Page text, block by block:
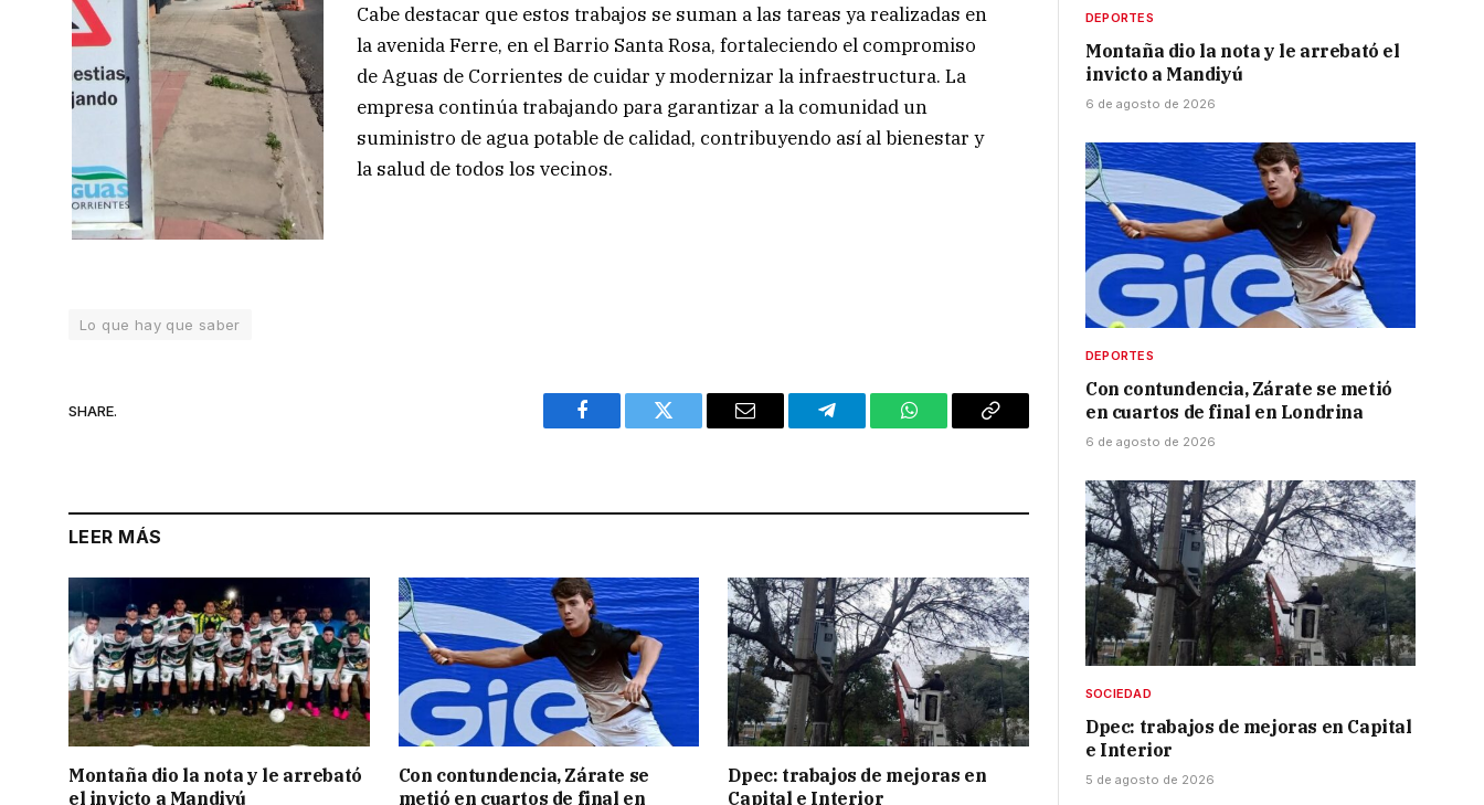
Cabe destacar que estos trabajos se suman a las tareas ya realizadas en
la avenida Ferre, en el Barrio Santa Rosa, fortaleciendo el compromiso
de Aguas de Corrientes de cuidar y modernizar la infraestructura. La
empresa continúa trabajando para garantizar a la comunidad un
suministro de agua potable de calidad, contribuyendo así al bienestar y
la salud de todos los vecinos.
Lo que hay que saber
SHARE.
Facebook Twitter Email Telegram WhatsAppCopy
LEER MÁS
Montaña dio la nota y le arrebató
el invicto a Mandiyú
Con contundencia, Zárate se
metió en cuartos de final en
Dpec: trabajos de mejoras en
Capital e Interior
DEPORTES
Montaña dio la nota y le arrebató el
invicto a Mandiyú
6 de agosto de 2026
DEPORTES
Con contundencia, Zárate se metió
en cuartos de final en Londrina
6 de agosto de 2026
SOCIEDAD
Dpec: trabajos de mejoras en Capital
e Interior
5 de agosto de 2026